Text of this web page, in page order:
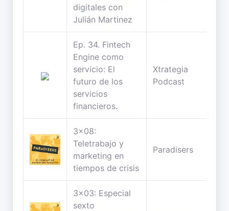
digitales con
Julián Martinez
Ep. 34. Fintech
Engine como
servicio: El
futuro de los
servicios
financieros.
Xtrategia
Podcast
3x08:
Teletrabajo y
marketing en
tiempos de crisis
Paradisers
3x03: Especial
sexto